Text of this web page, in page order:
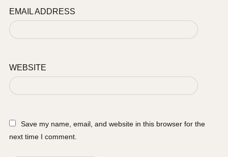
EMAIL ADDRESS
WEBSITE
Save my name, email, and website in this browser for the
next time I comment.